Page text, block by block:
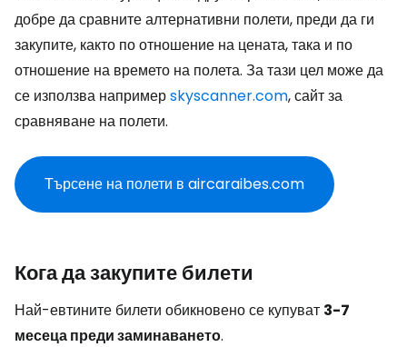
добре да сравните алтернативни полети, преди да ги
закупите, както по отношение на цената, така и по
отношение на времето на полета. За тази цел може да
се използва напримерskyscanner.com, сайт за
сравняване на полети.
Търсене на полети в aircaraibes.com
Кога да закупите билети
Най-евтините билети обикновено се купуват 3-7
месеца преди заминаването.